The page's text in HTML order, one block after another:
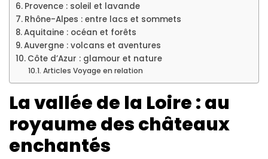
Provence : soleil et lavande
Rhône-Alpes : entre lacs et sommets
Aquitaine : océan et forêts
Auvergne : volcans et aventures
Côte d’Azur : glamour et nature
Articles Voyage en relation
La vallée de la Loire : au
royaume des châteaux
enchantés